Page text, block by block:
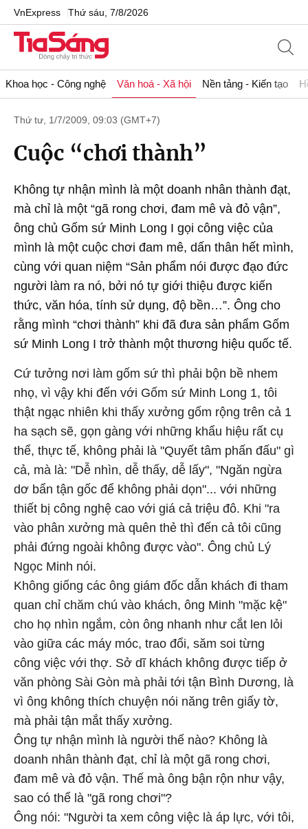
VnExpress Thứ sáu, 7/8/2026
Khoa học - Công nghệ Văn hoá - Xã hội Nền tảng - Kiến tạo
Thứ tư, 1/7/2009, 09:03 (GMT+7)
Cuộc “chơi thành”
Không tự nhận mình là một doanh nhân thành đạt,
mà chỉ là một “gã rong chơi, đam mê và đỏ vận”,
ông chủ Gốm sứ Minh Long I gọi công việc của
mình là một cuộc chơi đam mê, dấn thân hết mình,
cùng với quan niệm “Sản phẩm nói được đạo đức
người làm ra nó, bởi nó tự giới thiệu được kiến
thức, văn hóa, tính sử dụng, độ bền…”. Ông cho
rằng mình “chơi thành” khi đã đưa sản phẩm Gốm
sứ Minh Long I trở thành một thương hiệu quốc tế.
Cứ tưởng nơi làm gốm sứ thì phải bộn bề nhem
nhọ, vì vậy khi đến với Gốm sứ Minh Long 1, tôi
thật ngạc nhiên khi thấy xưởng gốm rộng trên cả 1
ha sạch sẽ, gọn gàng với những khẩu hiệu rất cụ
thể, thực tế, không phải là "Quyết tâm phấn đấu" gì
cả, mà là: "Dễ nhìn, dễ thấy, dễ lấy", "Ngăn ngừa
dơ bẩn tận gốc để không phải dọn"... với những
thiết bị công nghệ cao với giá cả triệu đô. Khi "ra
vào phân xưởng mà quên thẻ thì đến cả tôi cũng
phải đứng ngoài không được vào". Ông chủ Lý
Ngọc Minh nói.
Không giống các ông giám đốc dẫn khách đi tham
quan chỉ chăm chú vào khách, ông Minh "mặc kệ"
cho họ nhìn ngắm, còn ông nhanh như cắt len lỏi
vào giữa các máy móc, trao đổi, săm soi từng
công việc với thợ. Sở dĩ khách không được tiếp ở
văn phòng Sài Gòn mà phải tới tận Bình Dương, là
vì ông không thích chuyện nói năng trên giấy tờ,
mà phải tận mắt thấy xưởng.
Ông tự nhận mình là người thế nào? Không là
doanh nhân thành đạt, chỉ là một gã rong chơi,
đam mê và đỏ vận. Thế mà ông bận rộn như vậy,
sao có thể là "gã rong chơi"?
Ông nói: "Người ta xem công việc là áp lực, với tôi,